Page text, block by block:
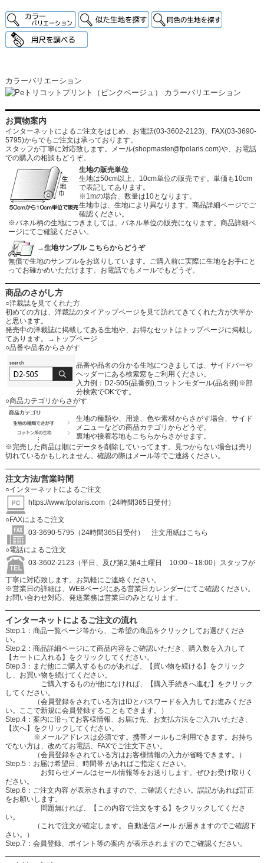
カラーバリエーション
お買物案内
インターネットによるご注文をはじめ、お電話(03-3602-2123)、FAX(03-3690-
5795)からでもご注文は承っております。
スタッフが丁寧に対応致します。メール(shopmaster@fpolaris.com)や、お電話
での購入の相談もどうぞ。
生地の販売単位
生地は50cm以上、10cm単位の販売です。単価も10cm
で表記してあります。
※1mの場合、数量は10となります。
生地巾は、生地により異なります。商品詳細ページでご
確認ください。
※パネル柄の生地につきましては、パネル単位の販売になります。商品詳細ペ
ージにてご確認ください。
→生地サンプル こちらからどうぞ
無償で生地のサンプルをお送りしています。ご購入前に実際に生地をお手にと
ってお確かめいただけます。お電話でもメールでもどうぞ。
商品のさがし方
○洋裁誌を見てくれた方
初めての方は、洋裁誌のタイアップページを見て訪れてきてくれた方が大半か
と思います。
発売中の洋裁誌に掲載してある生地や、お得なセットはトップページに掲載し
てあります。
→トップページ
○品番や品名からさがす
品番や品名の分かる生地につきましては、サイドバーや
ヘッダーにある検索窓をご利用ください。
入力例：D2-505(品番例),コットンモダール(品名例)※部
分検索でOKです。
○商品カテゴリからさがす
生地の種類や、用途、色や素材からさがす場合、サイド
メニューなどの商品カテゴリからどうぞ。
裏地や接着芯地もこちらからさがせます。
※完売した商品は順にデータを削除していってます。見つからない場合は売り
切れているかもしれません。確認の際はメール等でご連絡ください。
注文方法/営業時間
○インターネットによるご注文
https://www.fpolaris.com（24時間365日受付）
○FAXによるご注文
03-3690-5795（24時間365日受付）
注文用紙はこちら
○電話によるご注文
03-3602-2123（平日、及び第2,第4土曜日 10:00～18:00）スタッフが
丁寧に対応致します。お気軽にご連絡ください。
※営業日の詳細は、WEBページにある営業日カレンダーにてご確認ください。
お問い合わせ対応、発送業務は営業日のみとなります。
インターネットによるご注文の流れ
Step.1：商品一覧ページ等から、ご希望の商品をクリックしてお選びくださ
い。
Step.2：商品詳細ページにて商品内容をご確認いただき、購入数を入力して
【カートに入れる】をクリックしてください。
Step.3：まだ他にご購入するものがあれば、【買い物を続ける】をクリック
し、お買い物を続けてください。
ご購入するものが他になければ、【購入手続きへ進む】をクリック
してください。
（会員登録をされている方はIDとパスワードを入力してお進みくださ
い。ここで新規に会員登録することもできます。）
Step.4：案内に沿ってお客様情報、お届け先、お支払方法をご入力いただき、
【次へ】をクリックしてください。
※メールアドレスは必須です。携帯メールもご利用できます。お持ち
でない方は、改めてお電話、FAXでご注文下さい。
（会員登録をされている方はお客様情報の入力が省略できます。）
Step.5：お届け希望日、時間帯 があればご指定ください。
お知らせメールはセール情報等をお送りします。ぜひお受け取りく
ださい。
Step.6：ご注文内容 が表示されますので、ご確認ください。誤記があれば訂正
をお願いします。
問題無ければ、【この内容で注文をする】をクリックしてくださ
い。
（これで注文が確定します。 自動送信メール が届きますのでご確認下
さい。）
Step.7：会員登録、ポイント等の案内 が表示されますのでご確認ください。